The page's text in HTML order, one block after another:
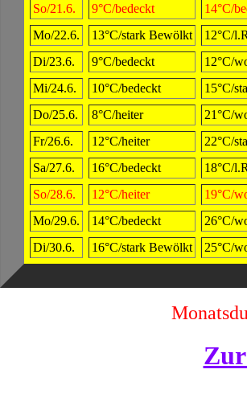
So/21.6.
9°C/bedeckt
14°C/
Mo/22.6.
13°C/stark Bewölkt
12°C/
Di/23.6.
9°C/bedeckt
12°C/
Mi/24.6.
10°C/bedeckt
15°C/
Do/25.6.
8°C/heiter
21°C/
Fr/26.6.
12°C/heiter
22°C/
Sa/27.6.
16°C/bedeckt
18°C/
So/28.6.
12°C/heiter
19°C/
Mo/29.6.
14°C/bedeckt
26°C/
Di/30.6.
16°C/stark Bewölkt 25°C/